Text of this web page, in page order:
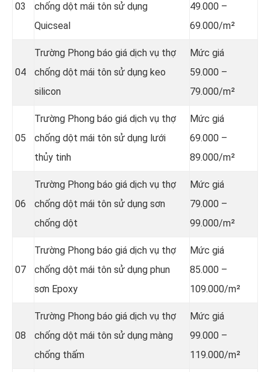
03
chống dột mái tôn sử dụng
Quicseal
49.000 –
69.000/m²
04
Trường Phong báo giá dịch vụ thợ
chống dột mái tôn sử dụng keo
silicon
Mức giá
59.000 –
79.000/m²
05
Trường Phong báo giá dịch vụ thợ
chống dột mái tôn sử dụng lưới
thủy tinh
Mức giá
69.000 –
89.000/m²
06
Trường Phong báo giá dịch vụ thợ
chống dột mái tôn sử dụng sơn
chống dột
Mức giá
79.000 –
99.000/m²
07
Trường Phong báo giá dịch vụ thợ
chống dột mái tôn sử dụng phun
sơn Epoxy
Mức giá
85.000 –
109.000/m²
08
Trường Phong báo giá dịch vụ thợ
chống dột mái tôn sử dụng màng
chống thấm
Mức giá
99.000 –
119.000/m²